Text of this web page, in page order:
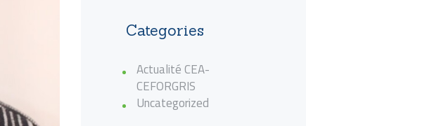
Categories
Actualité CEA-
CEFORGRIS
Uncategorized